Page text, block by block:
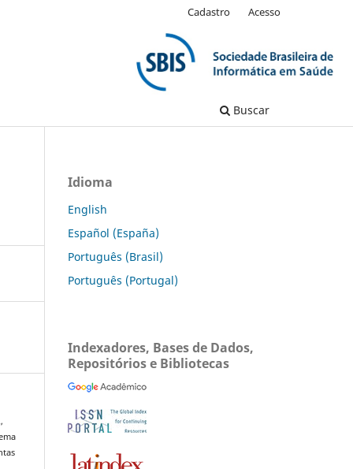
Buscar
Cadastro Acesso
Idioma
English
Español (España)
Português (Brasil)
Português (Portugal)
Indexadores, Bases de Dados,
Repositórios e Bibliotecas